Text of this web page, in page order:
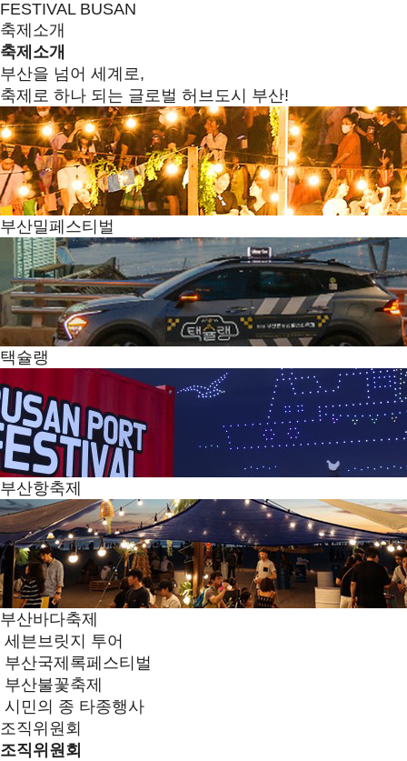
FESTIVAL BUSAN
축제소개
축제소개
부산을 넘어 세계로,
축제로 하나 되는 글로벌 허브도시 부산!
부산밀페스티벌
택슐랭
부산항축제
부산바다축제
세븐브릿지 투어
부산국제록페스티벌
부산불꽃축제
시민의 종 타종행사
조직위원회
조직위원회